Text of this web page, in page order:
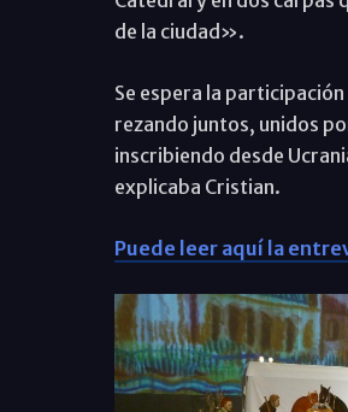
de la ciudad».
Se espera la
rezando juntos, unidos
inscribiendo desde
explicaba Cristian.
Puede leer aquí la